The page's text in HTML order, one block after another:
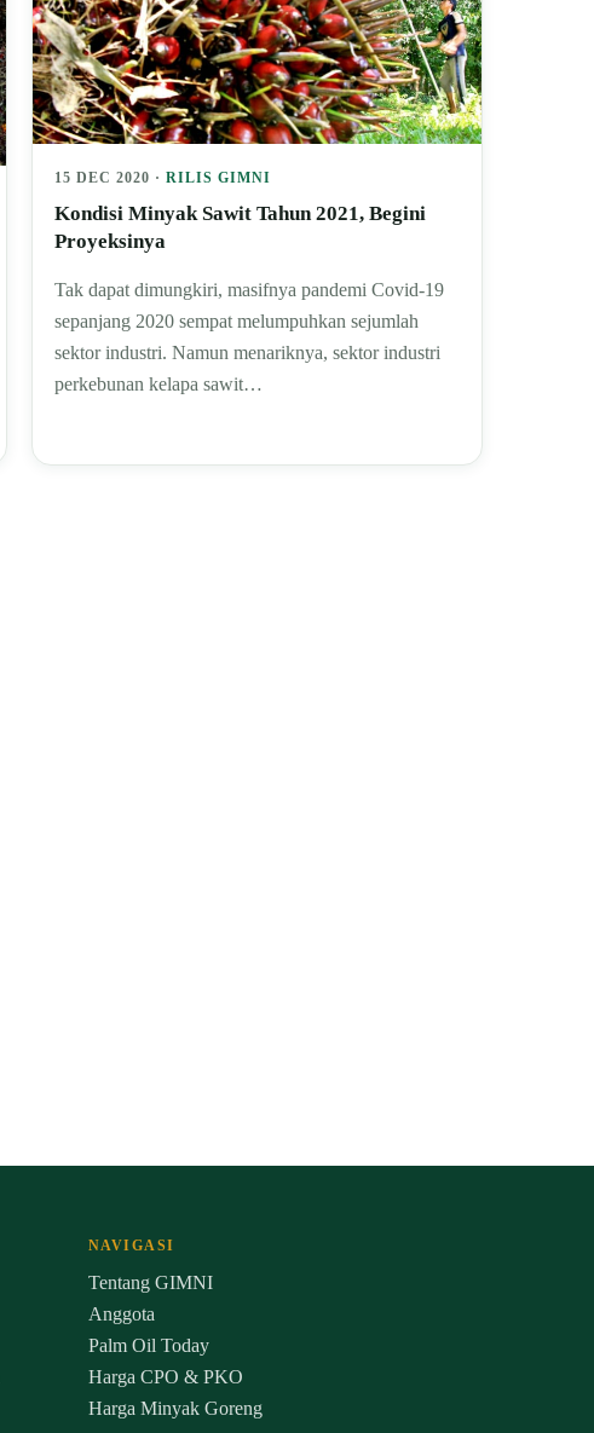
15 DEC 2020 · RILIS GIMNI
Kondisi Minyak Sawit Tahun 2021, Begini
Proyeksinya
Tak dapat dimungkiri, masifnya pandemi Covid-19
sepanjang 2020 sempat melumpuhkan sejumlah
sektor industri. Namun menariknya, sektor industri
perkebunan kelapa sawit…
NAVIGASI
Tentang GIMNI
Anggota
Palm Oil Today
Harga CPO & PKO
Harga Minyak Goreng